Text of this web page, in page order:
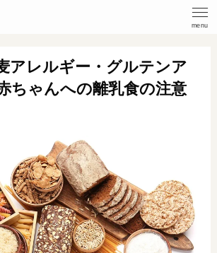
menu
アレルギー・グルテンア
ちゃんへの離乳食の注意